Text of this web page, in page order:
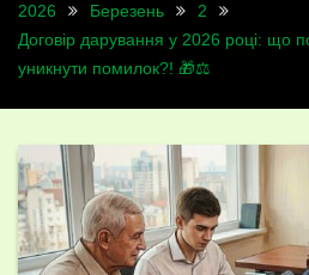
2026
Березень
2
Договір дарування у 2026 році: що
уникнути помилок?! 🎁⚖️